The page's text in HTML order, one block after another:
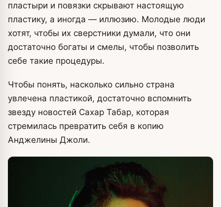
пластыри и повязки скрывают настоящую
пластику, а иногда — иллюзию. Молодые люди
хотят, чтобы их сверстники думали, что они
достаточно богаты и смелы, чтобы позволить
себе такие процедуры.
Чтобы понять, насколько сильно страна
увлечена пластикой, достаточно вспомнить
звезду новостей Сахар Табар, которая
стремилась превратить себя в копию
Анджелины Джоли.